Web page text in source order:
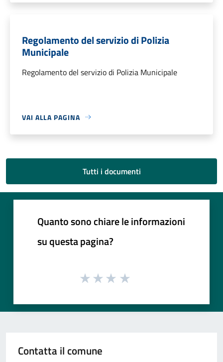
Regolamento del servizio di Polizia
Municipale
Regolamento del servizio di Polizia Municipale
VAI ALLA PAGINA
Tutti i documenti
Quanto sono chiare le informazioni
su questa pagina?
Contatta il comune